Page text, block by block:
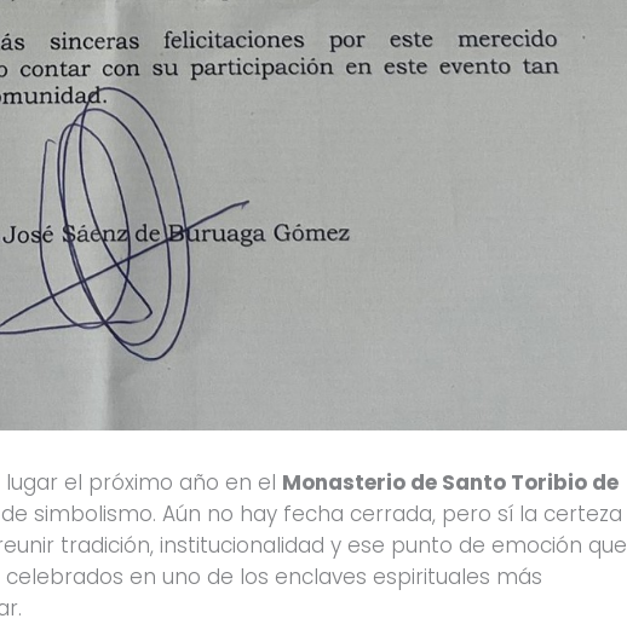
el próximo año en el Monasterio de Santo Toribio de
simbolismo. Aún no hay fecha cerrada, pero sí la certeza
tradición, institucionalidad y ese punto de emoción que
en uno de los enclaves espirituales más